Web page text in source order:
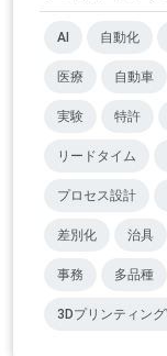
AI 自動化
医療 自動車
実験 特許
リードタイム
プロセス設計
差別化 治具
事務 多品種
3Dプリンティン